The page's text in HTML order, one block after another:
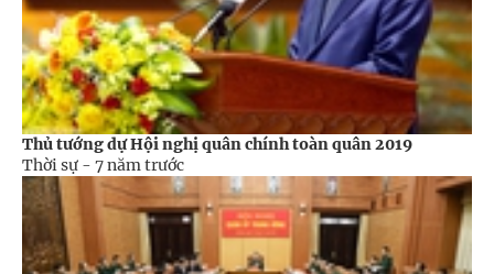
Thủ tướng dự Hội nghị quân chính toàn quân 2019
Thời sự - 7 năm trước